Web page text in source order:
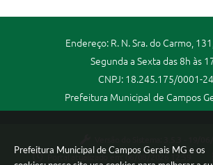
Prefeitura Municipal de Campos Gerais MG e os
Endereço: R. N. Sra. do Carmo,
Segunda a Sexta das 8h às
CNPJ: 18.245.175/0001-24
Prefeitura Municipal de Campos
Portal atualizado em:
06/08/2026 12:59